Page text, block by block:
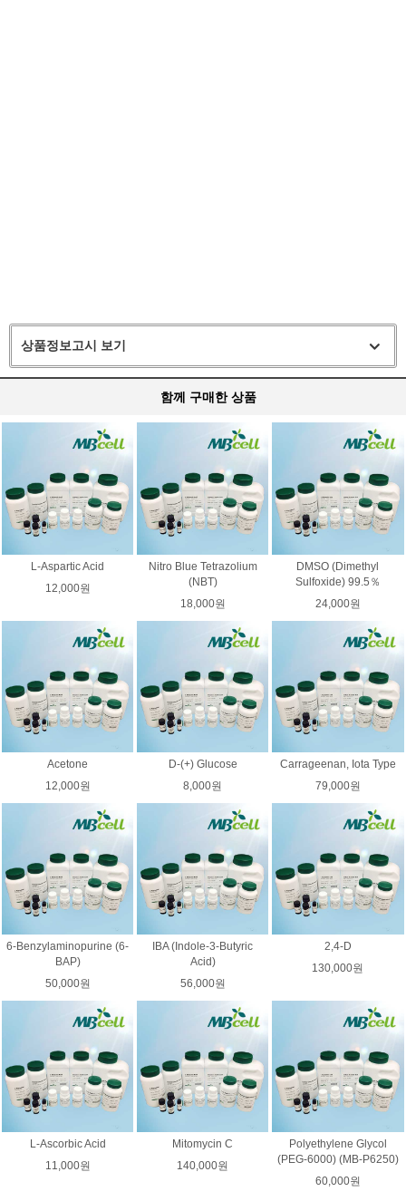
상품정보고시 보기
함께 구매한 상품
L-Aspartic Acid
12,000원
Nitro Blue Tetrazolium
(NBT)
18,000원
DMSO (Dimethyl
Sulfoxide) 99.5％
24,000원
Acetone
12,000원
D-(+) Glucose
8,000원
Carrageenan, Iota Type
79,000원
6-Benzylaminopurine (6-
BAP)
50,000원
IBA (Indole-3-Butyric
Acid)
56,000원
2,4-D
130,000원
L-Ascorbic Acid
11,000원
Mitomycin C
140,000원
Polyethylene Glycol
(PEG-6000) (MB-P6250)
60,000원